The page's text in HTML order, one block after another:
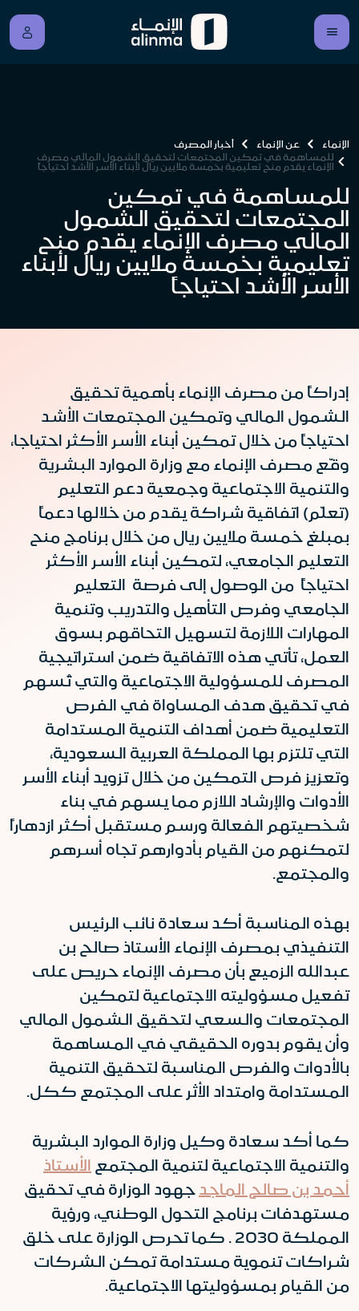
الإنماء عن الإنماء
أخبار المصرف
للمساهمة في تمكين المجتمعات لتحقيق الشمول المالي مصرف
الإنماء يقدم منح تعليمية بخمسة ملايين ريال لأبناء الأسر الأشد احتياجاً
للمساهمة في تمكين
المجتمعات لتحقيق الشمول
المالي مصرف الإنماء يقدم منح
تعليمية بخمسة ملايين ريال لأبناء
الأسر الأشد احتياجاً
إدراكاً من مصرف الإنماء بأهمية تحقيق
الشمول المالي وتمكين المجتمعات الأشد
احتياجاً من خلال تمكين أبناء الأسر الأكثر احتياجا،
وقّع مصرف الإنماء مع وزارة الموارد البشرية
والتنمية الاجتماعية وجمعية دعم التعليم
(تعلّم) اتفاقية شراكة يقدم من خلالها دعماً
بمبلغ خمسة ملايين ريال من خلال برنامج منح
التعليم الجامعي، لتمكين أبناء الأسر الأكثر
احتياجاً من الوصول إلى فرصة التعليم
الجامعي وفرص التأهيل والتدريب وتنمية
المهارات اللازمة لتسهيل التحاقهم بسوق
العمل، تأتي هذه الاتفاقية ضمن استراتيجية
المصرف للمسؤولية الاجتماعية والتي تُسهم
في تحقيق هدف المساواة في الفرص
التعليمية ضمن أهداف التنمية المستدامة
التي تلتزم بها المملكة العربية السعودية،
وتعزيز فرص التمكين من خلال تزويد أبناء الأسر
الأدوات والإرشاد اللازم مما يسهم في بناء
شخصيتهم الفعالة ورسم مستقبل أكثر ازدهاراً
لتمكنهم من القيام بأدوارهم تجاه أسرهم
والمجتمع.
بهذه المناسبة أكد سعادة نائب الرئيس
التنفيذي بمصرف الإنماء الأستاذ صالح بن
عبدالله الزميع بأن مصرف الإنماء حريص على
تفعيل مسؤوليته الاجتماعية لتمكين
المجتمعات والسعي لتحقيق الشمول المالي
وأن يقوم بدوره الحقيقي في المساهمة
بالأدوات والفرص المناسبة لتحقيق التنمية
المستدامة وامتداد الأثر على المجتمع ككل.
كما أكد سعادة وكيل وزارة الموارد البشرية
والتنمية الاجتماعية لتنمية المجتمع
الأستاذ
أحمد بن صالح الماجد جهود الوزارة في تحقيق
مستهدفات برنامج التحول الوطني، ورؤية
المملكة 2030 . كما تحرص الوزارة على خلق
شراكات تنموية مستدامة تمكن الشركات
من القيام بمسؤوليتها الاجتماعية.